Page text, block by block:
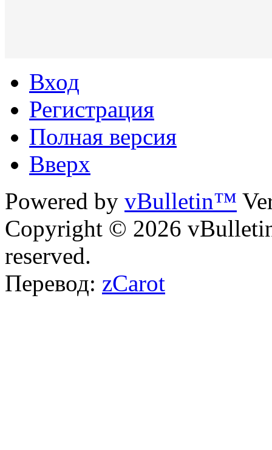
Вход
Регистрация
Полная версия
Вверх
Powered by vBulletin™
Copyright © 2026
reserved.
Перевод: zCarot